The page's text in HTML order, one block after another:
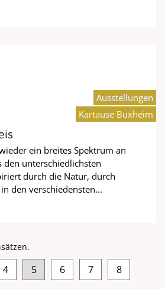
ein breites Spektrum an
unterschiedlichsten
durch die Natur, durch
den verschiedensten...
Ausstellungen
Kartause Buxheim
4 5 6 7 8